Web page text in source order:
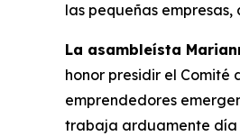
las pequeñas
La asambleísta
honor presidir el Comité
emprendedores
trabaja arduamente día